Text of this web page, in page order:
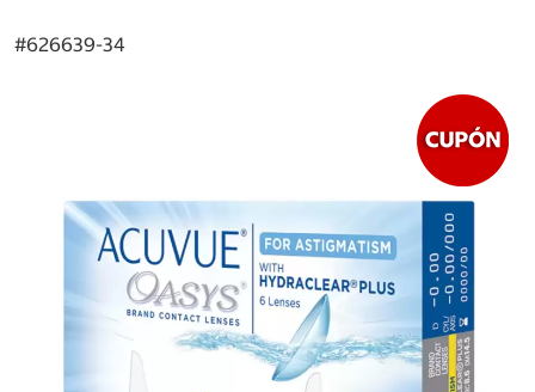
#626639-34